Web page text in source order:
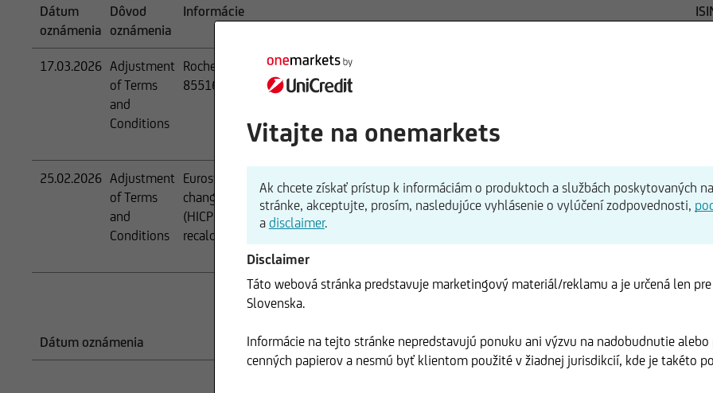
Dátum
oznámenia
Dôvod
oznámenia
Informácie
17.03.2026 Adjustment
of Terms
and
Conditions
Roche Holding AG - Change of ISIN / WKN / Reuters RIC / BBG from CH0012032048 /
855167 / ROG.S / ROG SW Equity to CH1499059983 / A424UK / ROPC.S / ROP SW Equity
25.02.2026 Adjustment
of Terms
and
Conditions
Eurostat Eurozone HICP ex Tobacco Unrevised Series NSA - From January 2026 Eurostat
changed the reference year (rebasing) for the Harmonized Indices of Consumer Prices
(HICPs) with 2025=100 as reference period (base). Index levels from former base are
recalculated multiplying for rebasing key 0.780588098378462.
Dátum oznámenia Dôvod oznámenia Informácie ISIN
Vitajte na onemarkets
Ak chcete získať prístup k informáciám o produktoch a službách poskytovaných
stránke, akceptujte, prosím, nasledujúce vyhlásenie o vylúčení zodpovednosti,
a disclaimer.
Disclaimer
Táto webová stránka predstavuje marketingový materiál/reklamu a je určená len
Slovenska.
Informácie na tejto stránke nepredstavujú ponuku ani výzvu na nadobudnutie alebo
cenných papierov a nesmú byť klientom použité v žiadnej jurisdikcií, kde je takéto